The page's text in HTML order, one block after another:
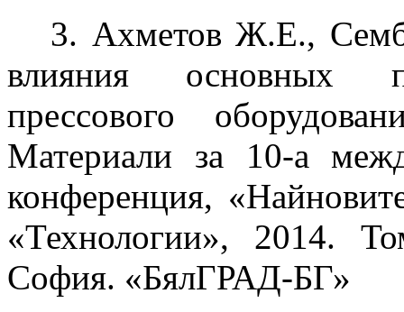
3. Ахметов Ж.Е.,
влияния основных
прессового
Материали за 10-а
конференция,
«Технологии», 2014.
София. «БялГРАД-БГ»